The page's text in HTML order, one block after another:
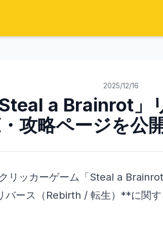
2025/12/16
a Brainrot」
攻略ページを公
リッカーゲーム「Steal a
バース（Rebirth / 転生）**に関